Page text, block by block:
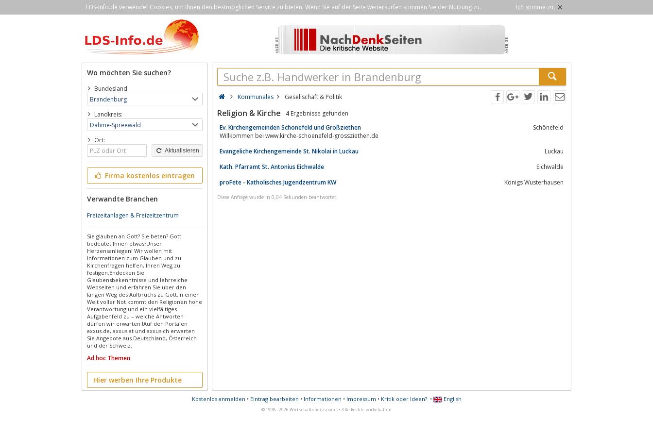
LDS-Info.de verwendet Cookies, um Ihnen den bestmöglichen Service zu bieten. Wenn Sie auf der Seite weitersurfen stimmen Sie der Nutzung zu. Ich stimme zu. ×
Wo möchten Sie suchen?
Bundesland:
Landkreis:
Ort:
Aktualisieren
Firma kostenlos eintragen
Verwandte Branchen
Freizeitanlagen & Freizeitzentrum
Sie glauben an Gott? Sie beten? Gott
bedeutet Ihnen etwas?Unser
Herzensanliegen! Wir wollen mit
Informationen zum Glauben und zu
Kirchenfragen helfen, Ihren Weg zu
festigen.Endecken Sie
Glaubensbekenntnisse und lehrreiche
Webseiten und erfahren Sie über den
langen Weg des Aufbruchs zu Gott.In einer
Welt voller Not kommt den Religionen hohe
Verantwortung und ein vielfältiges
Aufgabenfeld zu – welche Antworten
dürfen wir erwarten !Auf den Portalen
axxus.de, axxus.at und axxus.ch erwarten
Sie Angebote aus Deutschland, Österreich
und der Schweiz.
Ad hoc Themen
Hier werben Ihre Produkte
Kommunales Gesellschaft & Politik
Religion & Kirche 4 Ergebnisse gefunden
Ev. Kirchengemeinden Schönefeld und Großziethen
Schönefeld
Willkommen bei www.kirche-schoenefeld-grossziethen.de
Evangeliche Kirchengemeinde St. Nikolai in Luckau
Luckau
Kath. Pfarramt St. Antonius Eichwalde
Eichwalde
proFete - Katholisches Jugendzentrum KW
Königs Wusterhausen
Diese Anfrage wurde in 0,04 Sekunden beantwortet.
Kostenlos anmelden • Eintrag bearbeiten • Informationen • Impressum • Kritik oder Ideen?• English
© 1998 - 2026 Wirtschaftsnetz axxus • Alle Rechte vorbehalten